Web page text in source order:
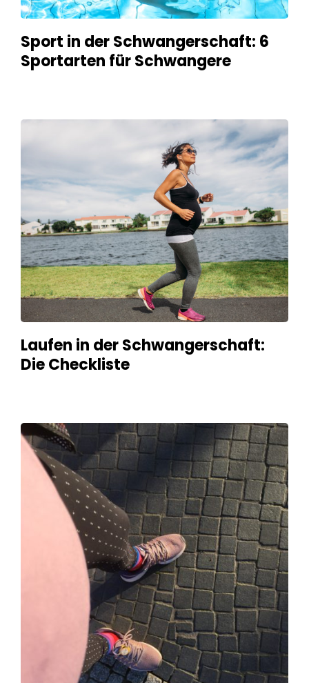
Sport in der Schwangerschaft: 6
Sportarten für Schwangere
Laufen in der Schwangerschaft:
Die Checkliste